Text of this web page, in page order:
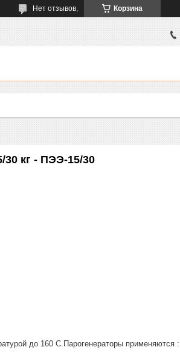
Корзина
Нет отзывов,
30 кг - ПЭЭ-15/30
до 160 С.Парогенераторы применяются :